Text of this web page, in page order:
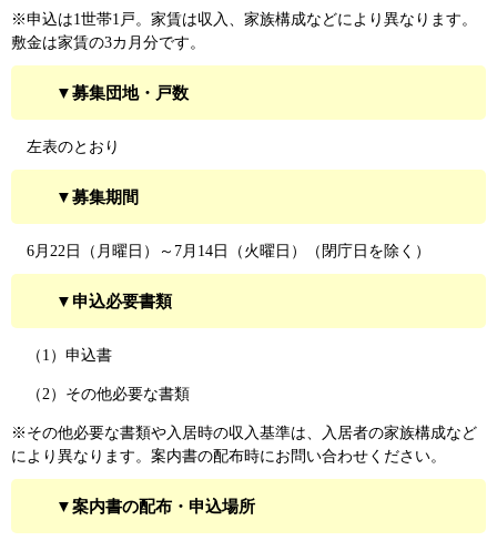
※申込は1世帯1戸。家賃は収入、家族構成などにより異なります。
敷金は家賃の3カ月分です。
▼募集団地・戸数
左表のとおり
▼募集期間
6月22日（月曜日）～7月14日（火曜日）（閉庁日を除く）
▼申込必要書類
（1）申込書
（2）その他必要な書類
※その他必要な書類や入居時の収入基準は、入居者の家族構成など
により異なります。案内書の配布時にお問い合わせください。
▼案内書の配布・申込場所